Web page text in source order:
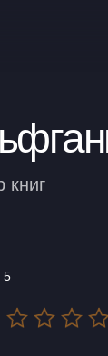
книг
5